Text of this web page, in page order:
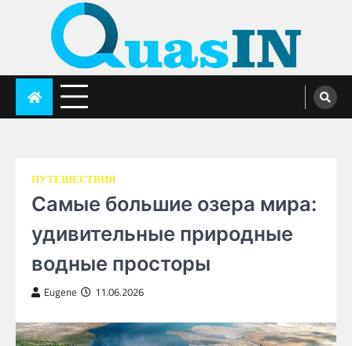
quasin.com
ПУТЕШЕСТВИЯ
Самые большие озера мира:
удивительные природные
водные просторы
Eugene 11.06.2026